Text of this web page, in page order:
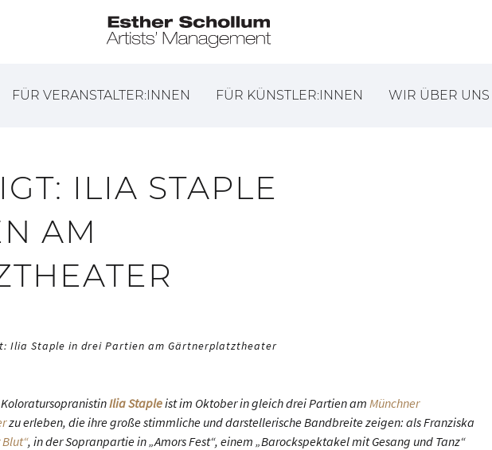
FÜR VERANSTALTER:INNEN FÜR KÜNSTLER:INNEN WIR ÜBER UNS
ILIA STAPLE
AM
Ilia Staple in drei Partien am Gärtnerplatztheater
Ilia Stapleist im Oktober in gleich drei Partien am Münchner
zu erleben, die ihre große stimmliche und darstellerische Bandbreite zeigen: als Franziska
, in der Sopranpartie in „Amors Fest“, einem „Barockspektakel mit Gesang und Tanz“